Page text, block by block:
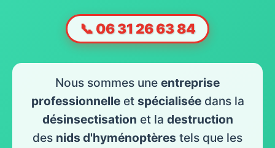
📞 06 31 26 63 84
Nous sommes une entreprise
professionnelle et spécialisée dans la
désinsectisation et la destruction
des nids d'hyménoptères tels que les